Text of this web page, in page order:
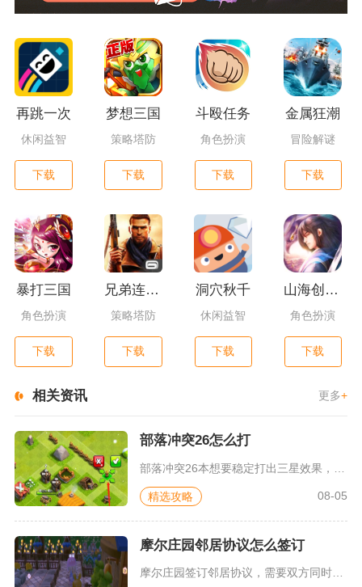
再跳一次
休闲益智
下载
梦想三国
策略塔防
下载
斗殴任务
角色扮演
下载
金属狂潮
冒险解谜
下载
暴打三国
角色扮演
下载
兄弟连3：战争之子
策略塔防
下载
洞穴秋千
休闲益智
下载
山海创世录一剑天逆
角色扮演
下载
相关资讯 更多+
部落冲突26怎么打
精选攻略 08-05
摩尔庄园邻居协议怎么签订
摩尔庄园签订邻居协议，需要双方同时满足等级、亲密度条件，由申...